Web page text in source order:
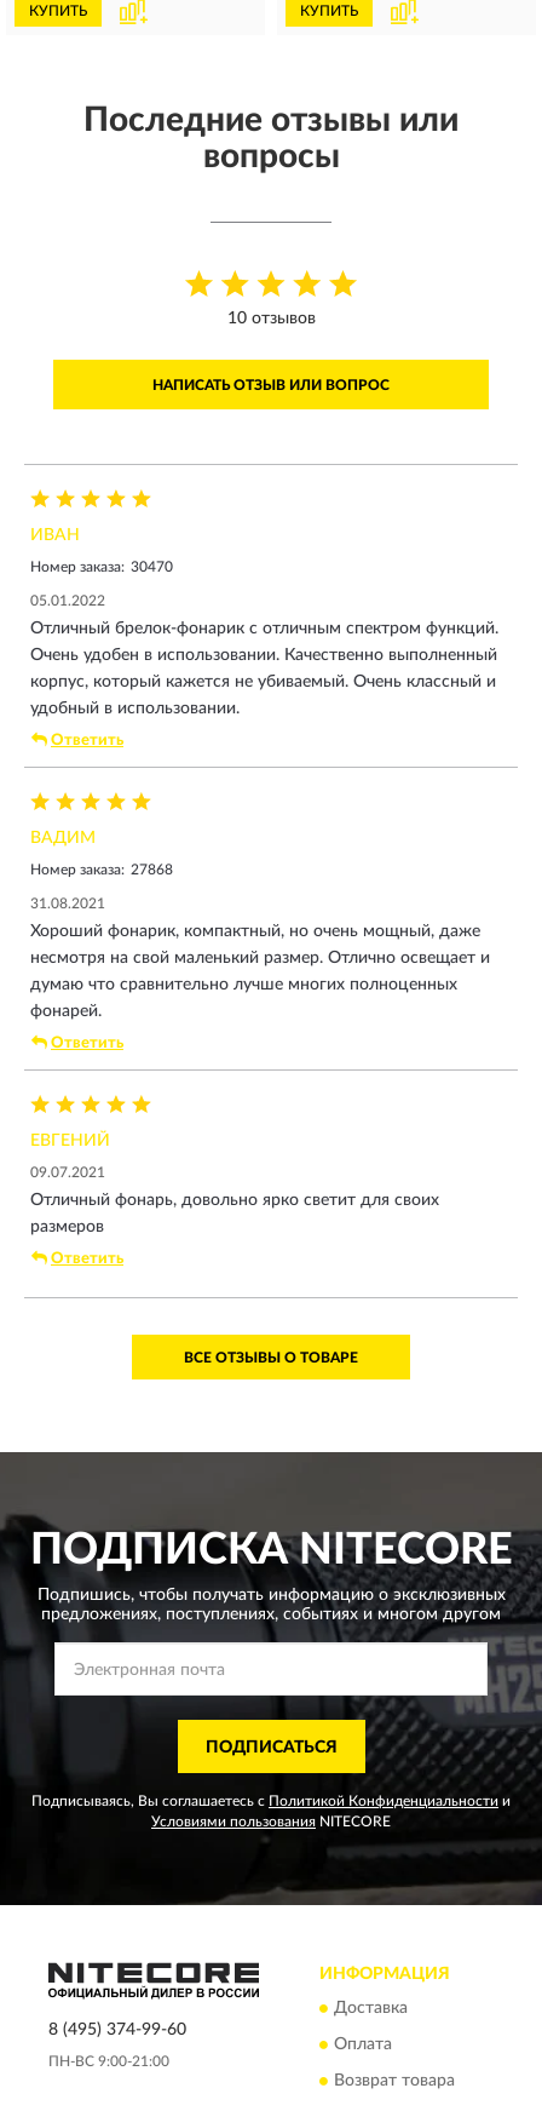
КУПИТЬ КУПИТЬ
Последние отзывы или
вопросы
10 отзывов
НАПИСАТЬ ОТЗЫВ ИЛИ ВОПРОС
ИВАН
Номер заказа: 30470
05.01.2022
Отличный брелок-фонарик с отличным спектром функций.
Очень удобен в использовании. Качественно выполненный
корпус, который кажется не убиваемый. Очень классный и
удобный в использовании.
Ответить
ВАДИМ
Номер заказа: 27868
31.08.2021
Хороший фонарик, компактный, но очень мощный, даже
несмотря на свой маленький размер. Отлично освещает и
думаю что сравнительно лучше многих полноценных
фонарей.
Ответить
ЕВГЕНИЙ
09.07.2021
Отличный фонарь, довольно ярко светит для своих
размеров
Ответить
ВСЕ ОТЗЫВЫ О ТОВАРЕ
ПОДПИСКАNITECORE
Подпишись, чтобы получать информацию о эксклюзивных
предложениях, поступлениях, событиях и многом другом
ПОДПИСАТЬСЯ
Подписываясь, Вы соглашаетесь с Политикой Конфиденциальности и
Условиями пользования NITECORE
8 (495) 374-99-60
ПН-ВС 9:00-21:00
ИНФОРМАЦИЯ
Доставка
Оплата
Возврат товара